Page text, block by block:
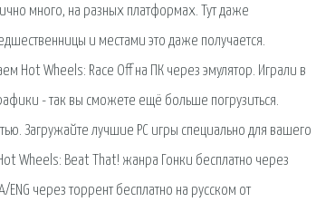
много, на разных платформах. Тут даже
и местами это даже получается.
Hot Wheels: Race Off на ПК через эмулятор. Играли в
- так вы сможете ещё больше погрузиться.
Загружайте лучшие PC игры специально для вашего
Wheels: Beat That! жанра Гонки бесплатно через
через торрент бесплатно на русском от